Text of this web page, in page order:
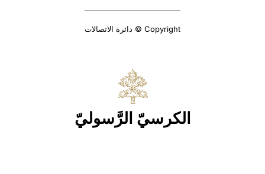
Copyright © دائرة الاتصالات
الكرسيّ الرَّسوليّ